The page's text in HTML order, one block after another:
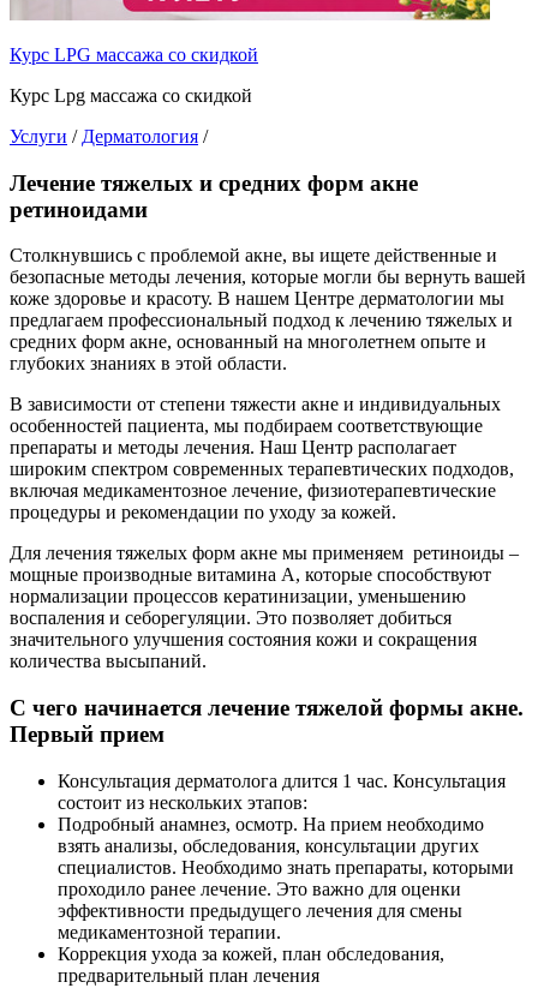
Курс LPG массажа со скидкой
Курс Lpg массажа со скидкой
Услуги / Дерматология /
Лечение тяжелых и средних форм акне
ретиноидами
Столкнувшись с проблемой акне, вы ищете действенные и
безопасные методы лечения, которые могли бы вернуть вашей
коже здоровье и красоту. В нашем Центре дерматологии мы
предлагаем профессиональный подход к лечению тяжелых и
средних форм акне, основанный на многолетнем опыте и
глубоких знаниях в этой области.
В зависимости от степени тяжести акне и индивидуальных
особенностей пациента, мы подбираем соответствующие
препараты и методы лечения. Наш Центр располагает
широким спектром современных терапевтических подходов,
включая медикаментозное лечение, физиотерапевтические
процедуры и рекомендации по уходу за кожей.
Для лечения тяжелых форм акне мы применяем ретиноиды –
мощные производные витамина А, которые способствуют
нормализации процессов кератинизации, уменьшению
воспаления и себорегуляции. Это позволяет добиться
значительного улучшения состояния кожи и сокращения
количества высыпаний.
С чего начинается лечение тяжелой формы акне.
Первый прием
Консультация дерматолога длится 1 час. Консультация
состоит из нескольких этапов:
Подробный анамнез, осмотр. На прием необходимо
взять анализы, обследования, консультации других
специалистов. Необходимо знать препараты, которыми
проходило ранее лечение. Это важно для оценки
эффективности предыдущего лечения для смены
медикаментозной терапии.
Коррекция ухода за кожей, план обследования,
предварительный план лечения